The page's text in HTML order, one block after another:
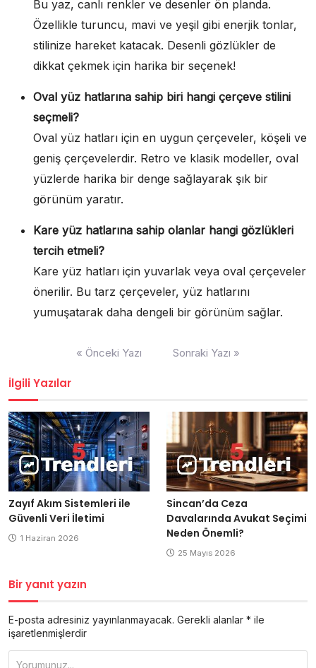
Bu yaz, canlı renkler ve desenler ön planda.
Özellikle turuncu, mavi ve yeşil gibi enerjik tonlar,
stilinize hareket katacak. Desenli gözlükler de
dikkat çekmek için harika bir seçenek!
Oval yüz hatlarına sahip biri hangi çerçeve stilini
seçmeli?
Oval yüz hatları için en uygun çerçeveler, köşeli ve
geniş çerçevelerdir. Retro ve klasik modeller, oval
yüzlerde harika bir denge sağlayarak şık bir
görünüm yaratır.
Kare yüz hatlarına sahip olanlar hangi gözlükleri
tercih etmeli?
Kare yüz hatları için yuvarlak veya oval çerçeveler
önerilir. Bu tarz çerçeveler, yüz hatlarını
yumuşatarak daha dengeli bir görünüm sağlar.
« Önceki Yazı Sonraki Yazı »
İlgili Yazılar
Zayıf Akım Sistemleri ile
Güvenli Veri İletimi
1 Haziran 2026
Sincan’da Ceza
Davalarında Avukat Seçimi
Neden Önemli?
25 Mayıs 2026
Bir yanıt yazın
E-posta adresiniz yayınlanmayacak. Gerekli alanlar * ile
işaretlenmişlerdir